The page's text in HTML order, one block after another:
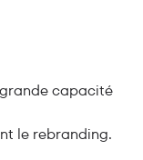
capacité
le rebranding.